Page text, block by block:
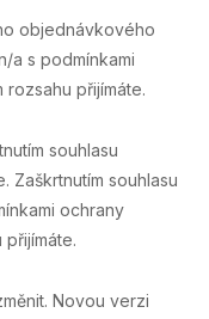
objednávkového
a s podmínkami
přijímáte.
souhlasu
Zaškrtnutím souhlasu
ochrany
Novou verzi